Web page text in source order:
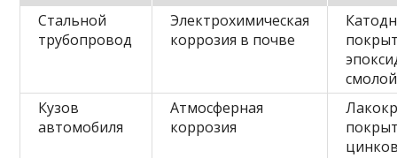
Стальной
трубопровод
Электрохимическая
коррозия в почве
смолой
Кузов
автомобиля
Атмосферная
коррозия